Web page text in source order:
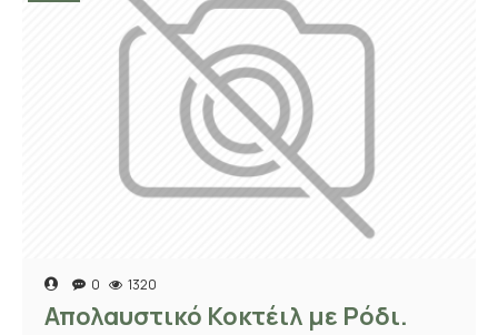
0 1320
Απολαυστικό Κοκτέιλ με Ρόδι.